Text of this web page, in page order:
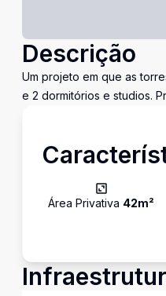
Descrição
Um projeto em que as
e 2 dormitórios e studios.
Área Privativa 42m²